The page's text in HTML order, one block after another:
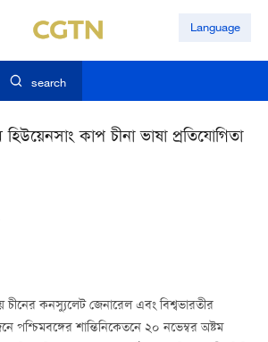
Language
search
হিউয়েনসাং কাপ চীনা ভাষা প্রতিযোগিতা
কনস্যুলেট জেনারেল এবং বিশ্বভারতীর
শান্তিনিকেতনে ২০ নভেম্বর অষ্টম